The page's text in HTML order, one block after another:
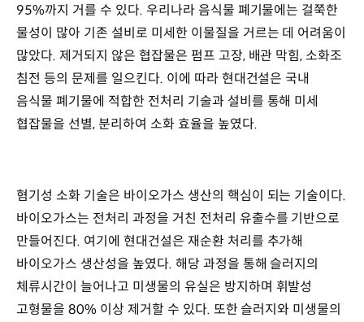
95%까지 거를 수 있다. 우리나라 음식물 폐기물에는 걸쭉한
물성이 많아 기존 설비로 미세한 이물질을 거르는 데 어려움이
많았다. 제거되지 않은 협잡물은 펌프 고장, 배관 막힘, 소화조
침전 등의 문제를 일으킨다. 이에 따라 현대건설은 국내
음식물 폐기물에 적합한 전처리 기술과 설비를 통해 미세
협잡물을 선별, 분리하여 소화 효율을 높였다.
혐기성 소화 기술은 바이오가스 생산의 핵심이 되는 기술이다.
바이오가스는 전처리 과정을 거친 전처리 유출수를 기반으로
만들어진다. 여기에 현대건설은 재순환 처리를 추가해
바이오가스 생산성을 높였다. 해당 과정을 통해 슬러지의
체류시간이 늘어나고 미생물의 유실은 방지하며 휘발성
고형물을 80% 이상 제거할 수 있다. 또한 슬러지와 미생물의